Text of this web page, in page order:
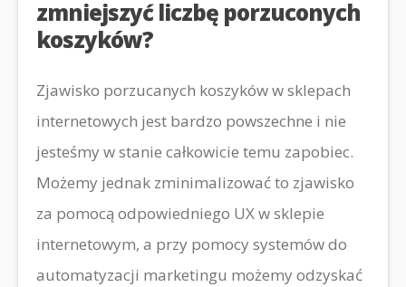
zmniejszyć liczbę porzuconych
koszyków?
Zjawisko porzucanych koszyków w sklepach
internetowych jest bardzo powszechne i nie
jesteśmy w stanie całkowicie temu zapobiec.
Możemy jednak zminimalizować to zjawisko
za pomocą odpowiedniego UX w sklepie
internetowym, a przy pomocy systemów do
automatyzacji marketingu możemy odzyskać